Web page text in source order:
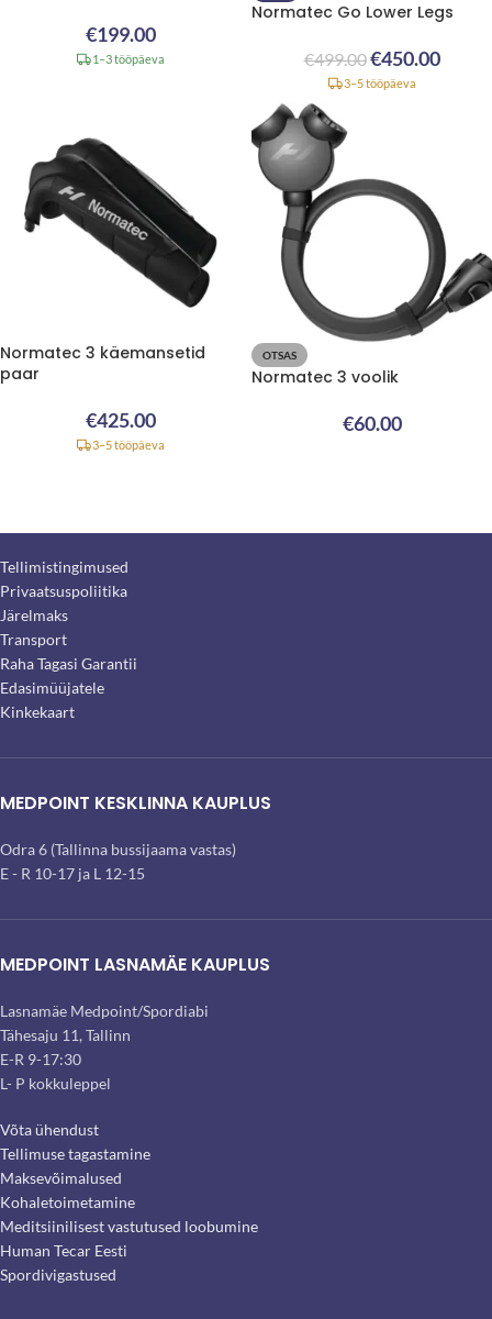
€199.00
1–3 tööpäeva
Normatec Go Lower Legs
€499.00€450.00
3–5 tööpäeva
Normatec 3 käemansetid
paar
€425.00
3–5 tööpäeva
OTSAS
Normatec 3 voolik
€60.00
Tellimistingimused
Privaatsuspoliitika
Järelmaks
Transport
Raha Tagasi Garantii
Edasimüüjatele
Kinkekaart
MEDPOINT KESKLINNA KAUPLUS
Odra 6 (Tallinna bussijaama vastas)
E - R 10-17 ja L 12-15
MEDPOINT LASNAMÄE KAUPLUS
Lasnamäe Medpoint/Spordiabi
Tähesaju 11, Tallinn
E-R 9-17:30
L- P kokkuleppel
Võta ühendust
Tellimuse tagastamine
Maksevõimalused
Kohaletoimetamine
Meditsiinilisest vastutused loobumine
Human Tecar Eesti
Spordivigastused